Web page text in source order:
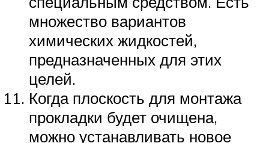
множество вариантов
химических жидкостей,
предназначенных для этих
целей.
Когда плоскость для монтажа
прокладки будет очищена,
можно устанавливать новое